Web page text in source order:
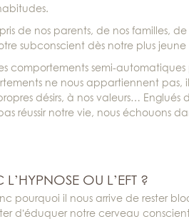
de nos parents, de nos familles,
subconscient dès notre plus jeune
comportements semi-automatiques
ne nous appartiennent pas,
désirs, à nos valeurs… Englués
réussir notre vie, nous échouons
OU L’EFT ?
pourquoi il nous arrive de rester
d’éduquer notre cerveau